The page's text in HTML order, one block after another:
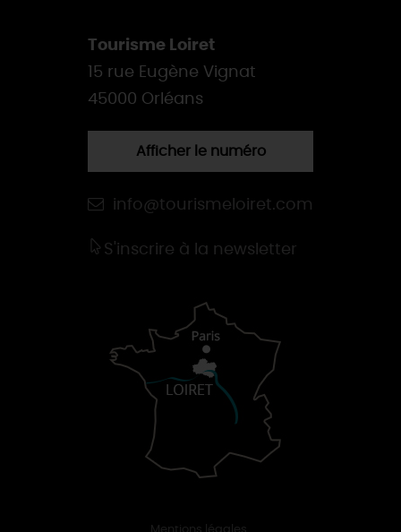
Tourisme Loiret
15 rue Eugène Vignat
45000 Orléans
Afficher le numéro
info@tourismeloiret.com
S'inscrire à la newsletter